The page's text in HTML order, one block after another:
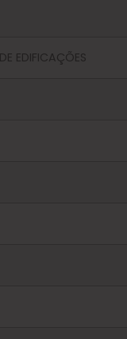
EDIFICAÇÕES